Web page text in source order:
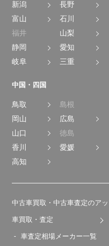
新潟
長野
富山
石川
福井
山梨
静岡
愛知
岐阜
三重
中国・四国
鳥取
島根
岡山
広島
山口
徳島
香川
愛媛
高知
中古車買取・中古車査定のア
車買取・査定
車査定相場メーカー一覧